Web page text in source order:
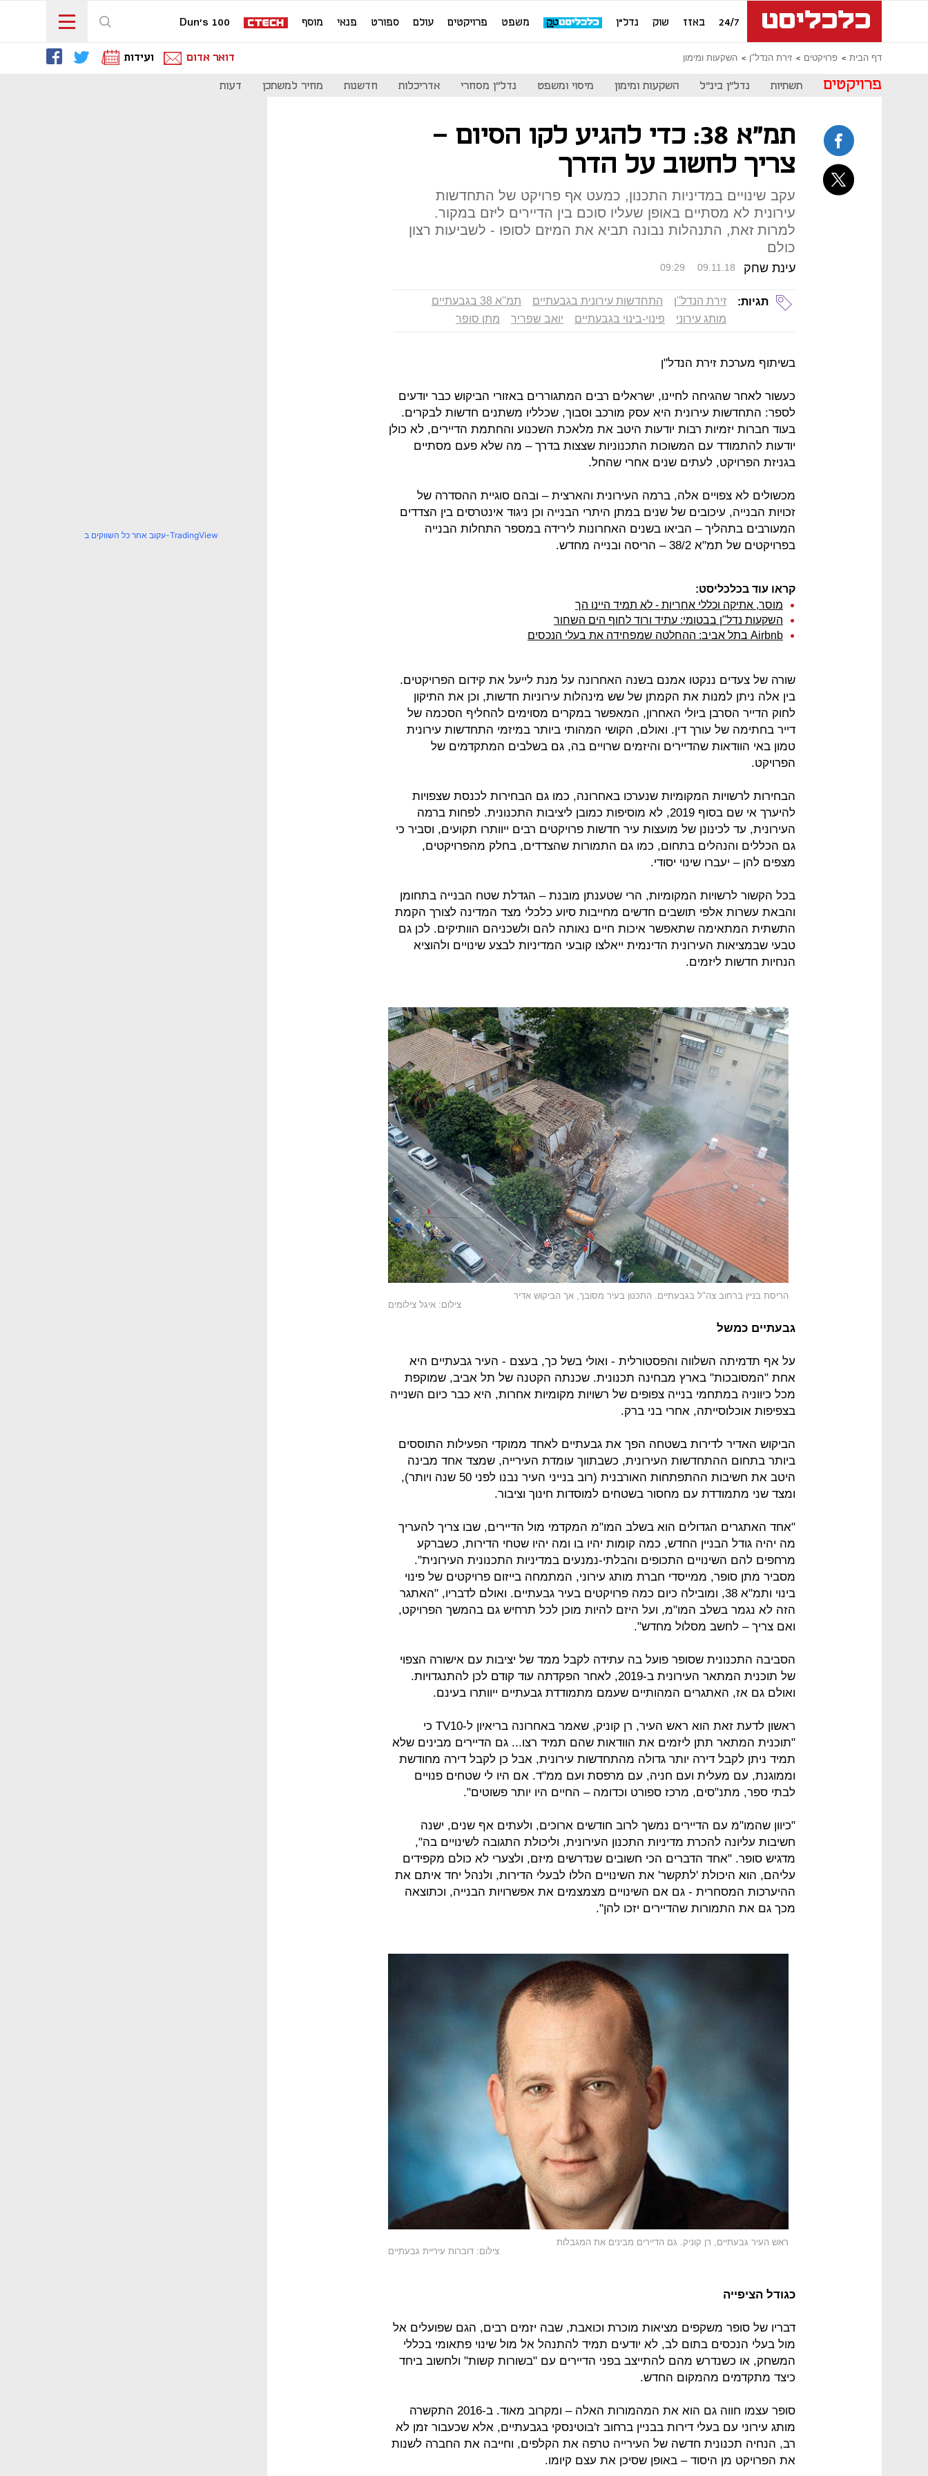
24/7 באזז שוק נדל"ן משפט פרויקטים עולם ספורט פנאי מוסף Dun's 100
דף הבית פרויקטים זירת הנדל"ן השקעות ומימון דואר אדום ועידות
פרויקטים תשתיות נדל"ן בינ"ל השקעות ומימון מיסוי ומשפט נדל"ן מסחרי אדריכלות חדשנות מחיר למשתכן דעות
תמ"א 38: כדי להגיע לקו הסיום –
צריך לחשוב על הדרך
עקב שינויים במדיניות התכנון, כמעט אף פרויקט של התחדשות
עירונית לא מסתיים באופן שעליו סוכם בין הדיירים ליזם במקור.
למרות זאת, התנהלות נבונה תביא את המיזם לסופו - לשביעות רצון
כולם
עינת שחק 09:29 09.11.18
תגיות: זירת הנדל''ן התחדשות עירונית בגבעתיים
תמ''א 38 בגבעתיים
מותג עירוני
פינוי-בינוי בגבעתיים יואב שפריר מתן סופר
בשיתוף מערכת זירת הנדל"ן
כעשור לאחר שהגיחה לחיינו, ישראלים רבים המתגוררים באזורי הביקוש כבר יודעים
לספר: התחדשות עירונית היא עסק מורכב וסבוך, שכלליו משתנים חדשות לבקרים.
בעוד חברות יזמיות רבות יודעות היטב את מלאכת השכנוע והחתמת הדיירים, לא כולן
יודעות להתמודד עם המשוכות התכנוניות שצצות בדרך – מה שלא פעם מסתיים
בגניזת הפרויקט, לעתים שנים אחרי שהחל.
מכשולים לא צפויים אלה, ברמה העירונית והארצית – ובהם סוגיית ההסדרה של
זכויות הבנייה, עיכובים של שנים במתן היתרי הבנייה וכן ניגוד אינטרסים בין הצדדים
המעורבים בתהליך – הביאו בשנים האחרונות לירידה במספר התחלות הבנייה
בפרויקטים של תמ"א 38/2 – הריסה ובנייה מחדש.
קראו עוד בכלכליסט:
מוסר, אתיקה וכללי אחריות - לא תמיד היינו הך
השקעות נדל"ן בבטומי: עתיד ורוד לחוף הים השחור
Airbnb בתל אביב: ההחלטה שמפחידה את בעלי הנכסים
שורה של צעדים ננקטו אמנם בשנה האחרונה על מנת לייעל את קידום הפרויקטים.
בין אלה ניתן למנות את הקמתן של שש מינהלות עירוניות חדשות, וכן את התיקון
לחוק הדייר הסרבן ביולי האחרון, המאפשר במקרים מסוימים להחליף הסכמה של
דייר בחתימה של עורך דין. ואולם, הקושי המהותי ביותר במיזמי התחדשות עירונית
טמון באי הוודאות שהדיירים והיזמים שרויים בה, גם בשלבים המתקדמים של
הפרויקט.
הבחירות לרשויות המקומיות שנערכו באחרונה, כמו גם הבחירות לכנסת שצפויות
להיערך אי שם בסוף 2019, לא מוסיפות כמובן ליציבות התכנונית. לפחות ברמה
העירונית, עד לכינונן של מועצות עיר חדשות פרויקטים רבים ייוותרו תקועים, וסביר כי
גם הכללים והנהלים בתחום, כמו גם התמורות שהצדדים, בחלק מהפרויקטים,
מצפים להן – יעברו שינוי יסודי.
בכל הקשור לרשויות המקומיות, הרי שטענתן מובנת – הגדלת שטח הבנייה בתחומן
והבאת עשרות אלפי תושבים חדשים מחייבות סיוע כלכלי מצד המדינה לצורך הקמת
התשתית המתאימה שתאפשר איכות חיים נאותה להם ולשכניהם הוותיקים. לכן גם
טבעי שבמציאות העירונית הדינמית ייאלצו קובעי המדיניות לבצע שינויים ולהוציא
הנחיות חדשות ליזמים.
הריסת בניין ברחוב צה"ל בגבעתיים. התכנון בעיר מסובך, אך הביקוש אדיר
צילום: איגל צילומים
גבעתיים כמשל
על אף תדמיתה השלווה והפסטורלית - ואולי בשל כך, בעצם - העיר גבעתיים היא
אחת "המסובכות" בארץ מבחינה תכנונית. שכנתה הקטנה של תל אביב, שמוקפת
מכל כיווניה במתחמי בנייה צפופים של רשויות מקומיות אחרות, היא כבר כיום השנייה
בצפיפות אוכלוסייתה, אחרי בני ברק.
הביקוש האדיר לדירות בשטחה הפך את גבעתיים לאחד ממוקדי הפעילות התוססים
ביותר בתחום ההתחדשות העירונית, כשבתווך עומדת העירייה, שמצד אחד מבינה
היטב את חשיבות ההתפתחות האורבנית (רוב בנייני העיר נבנו לפני 50 שנה ויותר),
ומצד שני מתמודדת עם מחסור בשטחים למוסדות חינוך וציבור.
"אחד האתגרים הגדולים הוא בשלב המו"מ המקדמי מול הדיירים, שבו צריך להעריך
מה יהיה גודל הבניין החדש, כמה קומות יהיו בו ומה יהיו שטחי הדירות, כשברקע
מרחפים להם השינויים התכופים והבלתי-נמנעים במדיניות התכנונית העירונית".
מסביר מתן סופר, ממייסדי חברת מותג עירוני, המתמחה בייזום פרויקטים של פינוי
בינוי ותמ"א 38, ומובילה כיום כמה פרויקטים בעיר גבעתיים. ואולם לדבריו, "האתגר
הזה לא נגמר בשלב המו"מ, ועל היזם להיות מוכן לכל תרחיש גם בהמשך הפרויקט,
ואם צריך – לחשב מסלול מחדש".
הסביבה התכנונית שסופר פועל בה עתידה לקבל ממד של יציבות עם אישורה הצפוי
של תוכנית המתאר העירונית ב-2019, לאחר הפקדתה עוד קודם לכן להתנגדויות.
ואולם גם אז, האתגרים המהותיים שעמם מתמודדת גבעתיים ייוותרו בעינם.
ראשון לדעת זאת הוא ראש העיר, רן קוניק, שאמר באחרונה בריאיון ל-TV10 כי
"תוכנית המתאר תתן ליזמים את הוודאות שהם תמיד רצו... גם הדיירים מבינים שלא
תמיד ניתן לקבל דירה יותר גדולה מהתחדשות עירונית, אבל כן לקבל דירה מחודשת
וממוגנת, עם מעלית ועם חניה, עם מרפסת ועם ממ"ד. אם היו לי שטחים פנויים
לבתי ספר, מתנ"סים, מרכז ספורט וכדומה – החיים היו יותר פשוטים".
"כיוון שהמו"מ עם הדיירים נמשך לרוב חודשים ארוכים, ולעתים אף שנים, ישנה
חשיבות עליונה להכרת מדיניות התכנון העירונית, וליכולת התגובה לשינויים בה",
מדגיש סופר. "אחד הדברים הכי חשובים שנדרשים מיזם, ולצערי לא כולם מקפידים
עליהם, הוא היכולת 'לתקשר' את השינויים הללו לבעלי הדירות, ולנהל יחד איתם את
ההיערכות המסחרית - גם אם השינויים מצמצמים את אפשרויות הבנייה, וכתוצאה
מכך גם את התמורות שהדיירים יזכו להן".
ראש העיר גבעתיים, רן קוניק. גם הדיירים מבינים את המגבלות
צילום: דוברות עיריית גבעתיים
כגודל הציפייה
דבריו של סופר משקפים מציאות מוכרת וכואבת, שבה יזמים רבים, הגם שפועלים אל
מול בעלי הנכסים בתום לב, לא יודעים תמיד להתנהל אל מול שינוי פתאומי בכללי
המשחק, או כשנדרש מהם להתייצב בפני הדיירים עם "בשורות קשות" ולחשוב ביחד
כיצד מתקדמים מהמקום החדש.
סופר עצמו חווה גם הוא את המהמורות האלה – ומקרוב מאוד. ב-2016 התקשרה
מותג עירוני עם בעלי דירות בבניין ברחוב ז'בוטינסקי בגבעתיים, אלא שכעבור זמן לא
רב, הנחיה תכנונית חדשה של העירייה טרפה את הקלפים, וחייבה את החברה לשנות
את הפרויקט מן היסוד – באופן שסיכן את עצם קיומו.
עקוב אחר כל השווקים ב-TradingView